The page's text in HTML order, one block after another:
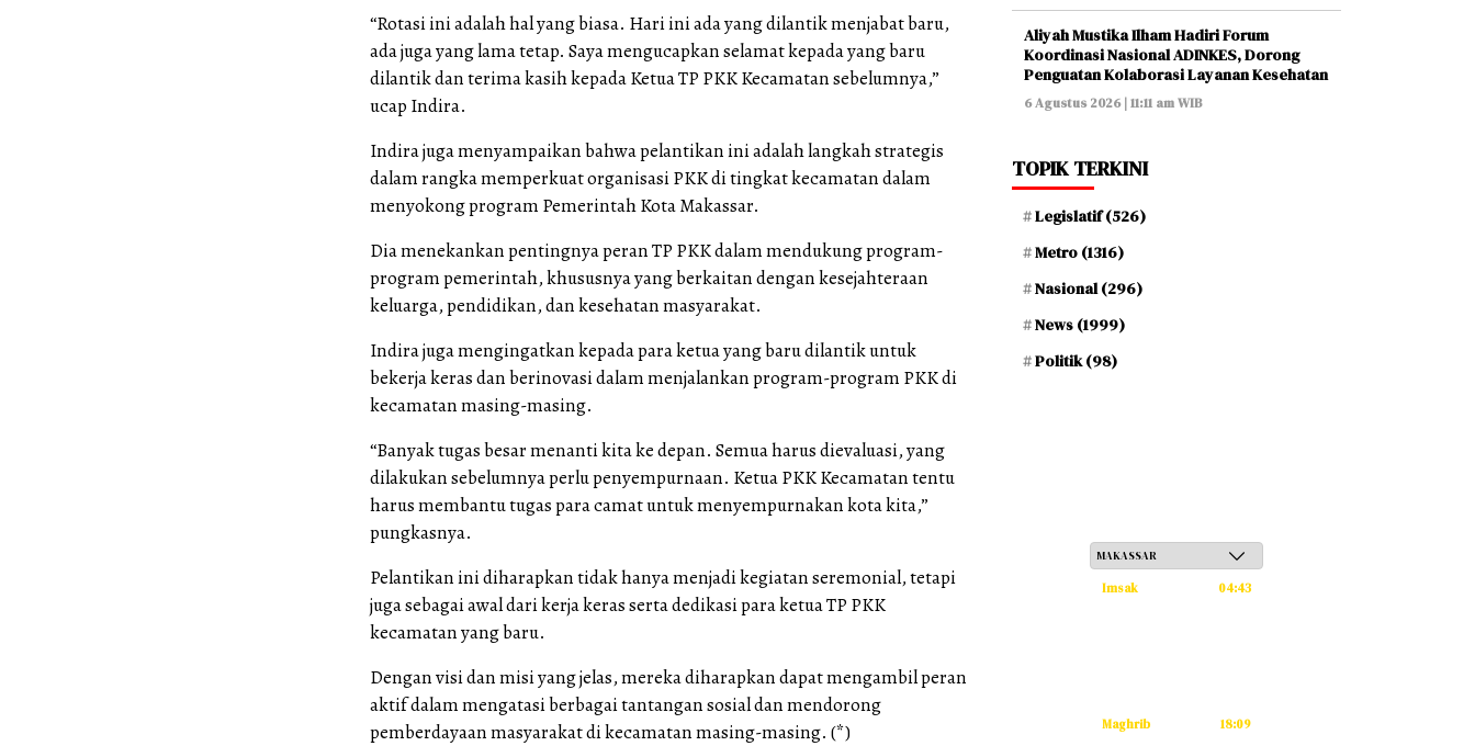
“Rotasi ini adalah hal yang biasa. Hari ini ada yang dilantik menjabat baru,
ada juga yang lama tetap. Saya mengucapkan selamat kepada yang baru
dilantik dan terima kasih kepada Ketua TP PKK Kecamatan sebelumnya,”
ucap Indira.
Indira juga menyampaikan bahwa pelantikan ini adalah langkah strategis
dalam rangka memperkuat organisasi PKK di tingkat kecamatan dalam
menyokong program Pemerintah Kota Makassar.
Dia menekankan pentingnya peran TP PKK dalam mendukung program-
program pemerintah, khususnya yang berkaitan dengan kesejahteraan
keluarga, pendidikan, dan kesehatan masyarakat.
Indira juga mengingatkan kepada para ketua yang baru dilantik untuk
bekerja keras dan berinovasi dalam menjalankan program-program PKK di
kecamatan masing-masing.
“Banyak tugas besar menanti kita ke depan. Semua harus dievaluasi, yang
dilakukan sebelumnya perlu penyempurnaan. Ketua PKK Kecamatan tentu
harus membantu tugas para camat untuk menyempurnakan kota kita,”
pungkasnya.
Pelantikan ini diharapkan tidak hanya menjadi kegiatan seremonial, tetapi
juga sebagai awal dari kerja keras serta dedikasi para ketua TP PKK
kecamatan yang baru.
Dengan visi dan misi yang jelas, mereka diharapkan dapat mengambil peran
aktif dalam mengatasi berbagai tantangan sosial dan mendorong
pemberdayaan masyarakat di kecamatan masing-masing. (*)
Aliyah Mustika Ilham Hadiri Forum
Koordinasi Nasional ADINKES, Dorong
Penguatan Kolaborasi Layanan Kesehatan
6 Agustus 2026 | 11:11 am WIB
TOPIK TERKINI
Legislatif(526)
Metro (1316)
Nasional(296)
News (1999)
Politik(98)
Imsak 04:43
Maghrib 18:09